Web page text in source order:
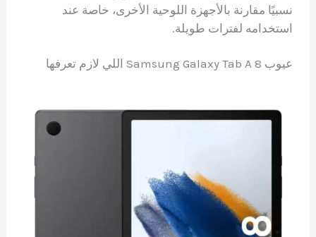
نسبيًا مقارنة بالأجهزة اللوحية الأخرى، خاصة عند
استخدامه لفترات طويلة.
عيوب Samsung Galaxy Tab A 8 اللي لازم تعرفها